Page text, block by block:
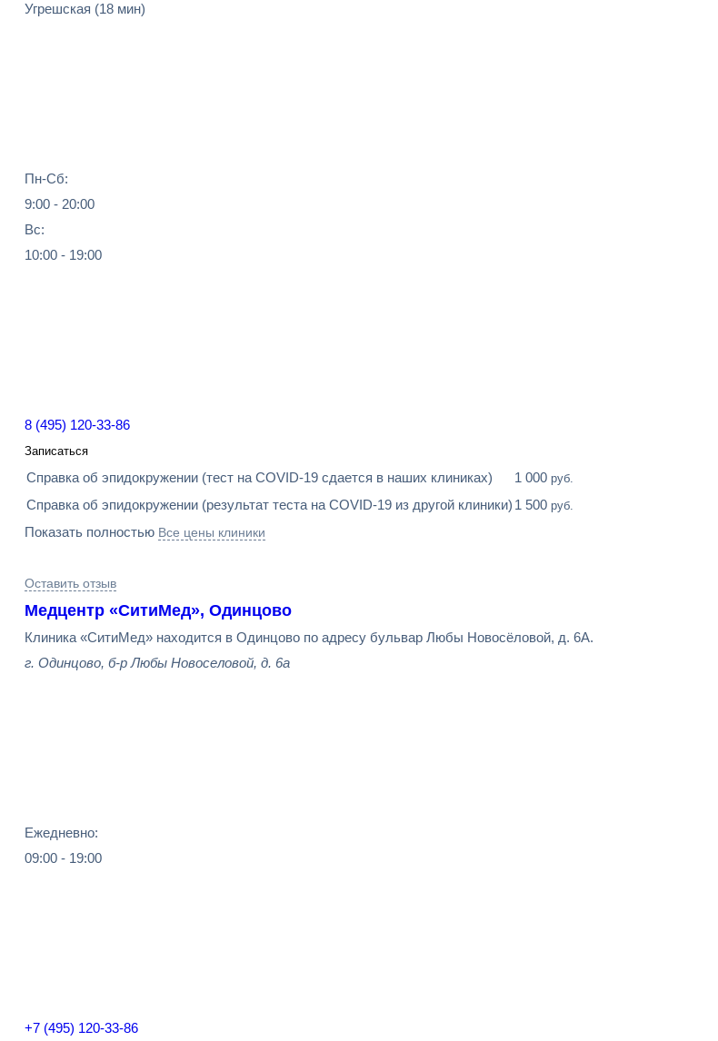
Угрешская (18 мин)
Пн-Сб:
9:00 - 20:00
Вс:
10:00 - 19:00
8 (495) 120-33-86
Записаться
Справка об эпидокружении (тест на COVID-19 сдается в наших клиниках) 1 000 руб.
Справка об эпидокружении (результат теста на COVID-19 из другой клиники) 1 500 руб.
Показать полностью Все цены клиники
Оставить отзыв
Медцентр «СитиМед», Одинцово
Клиника «СитиМед» находится в Одинцово по адресу бульвар Любы Новосёловой, д. 6А.
г. Одинцово, б-р Любы Новоселовой, д. 6а
Ежедневно:
09:00 - 19:00
+7 (495) 120-33-86